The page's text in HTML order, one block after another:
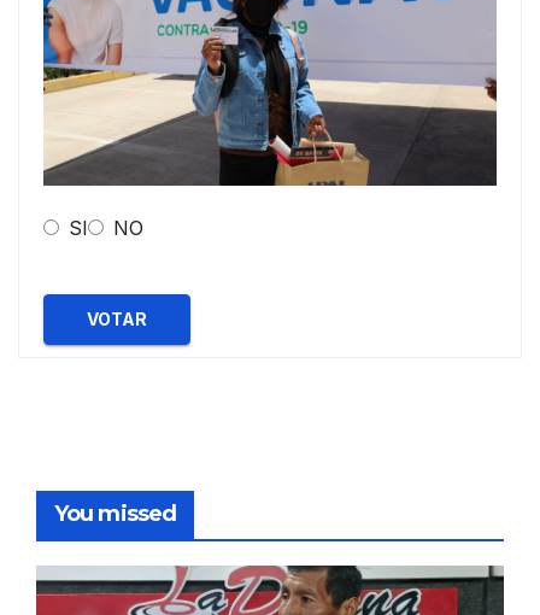
SI NO
VOTAR
You missed